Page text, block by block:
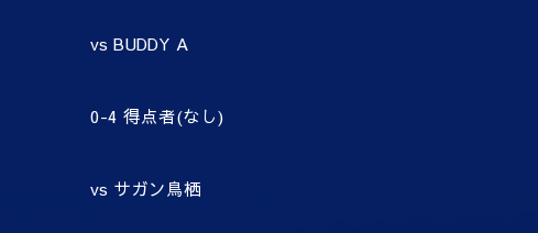
vs BUDDY A
0-4 得点者(なし)
vs サガン鳥栖